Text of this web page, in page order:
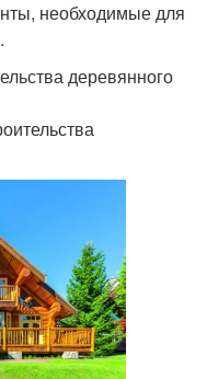
необходимые для
деревянного